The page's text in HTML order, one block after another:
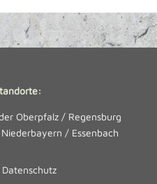
Oberpfalz / Regensburg
/ Essenbach
Datenschutz